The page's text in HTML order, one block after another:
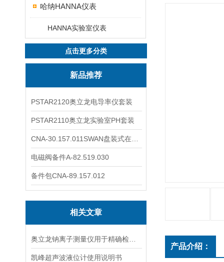
哈纳HANNA仪表
HANNA实验室仪表
点击更多分类
新品推荐
PSTAR2120奥立龙电导率仪套装
PSTAR2110奥立龙实验室PH套装
电磁阀备件A-82.519.030
备件包CNA-89.157.012
相关文章
凯峰超声波液位计使用说明书
产品介绍：